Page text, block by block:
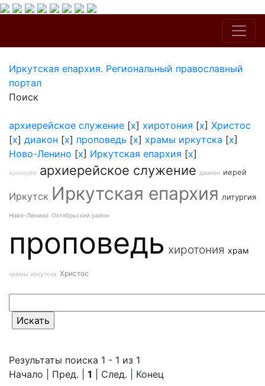
Иркутская епархия. Региональный православный
портал
Поиск
архиерейское служение [x] хиротония [x] Христос
[x] диакон [x] проповедь [x] храмы иркутска [x]
Ново-Ленино [x] Иркутская епархия [x]
архиерей архиерейское служение диакон иерей
Иркутск Иркутская епархия литургия
Ново-Ленино Октябрьский район
проповедь хиротония храм
храмы иркутска Христос
Результаты поиска 1 - 1 из 1
Начало | Пред. | 1 | След. | Конец